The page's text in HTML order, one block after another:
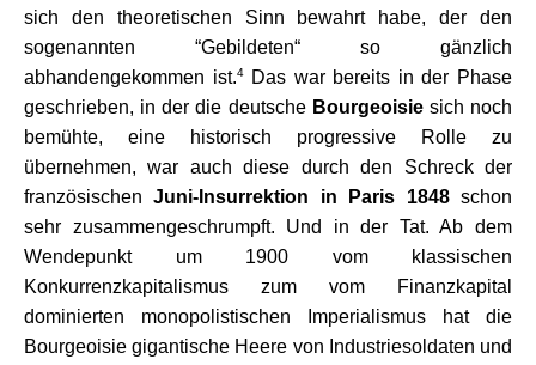
sich den theoretischen Sinn bewahrt habe, der den
sogenannten “Gebildeten“ so gänzlich
abhandengekommen ist.4Das war bereits in der Phase
geschrieben, in der die deutsche Bourgeoisiesich noch
bemühte, eine historisch progressive Rolle zu
übernehmen, war auch diese durch den Schreck der
französischenJuni-Insurrektion in Paris 1848schon
sehr zusammengeschrumpft. Und in der Tat. Ab dem
Wendepunkt um 1900 vom klassischen
Konkurrenzkapitalismus zum vom Finanzkapital
dominierten monopolistischen Imperialismus hat die
Bourgeoisie gigantische Heere von Industriesoldaten und